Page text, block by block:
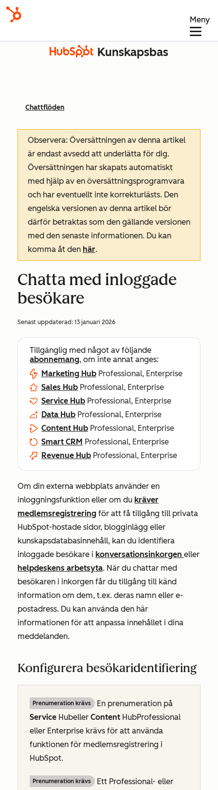
Meny
Kunskapsbas
Chattflöden
Observera: Översättningen av denna artikel
är endast avsedd att underlätta för dig.
Översättningen har skapats automatiskt
med hjälp av en översättningsprogramvara
och har eventuellt inte korrekturlästs. Den
engelska versionen av denna artikel bör
därför betraktas som den gällande versionen
med den senaste informationen. Du kan
komma åt den här.
Chatta med inloggade
besökare
Senast uppdaterad: 13 januari 2026
Tillgänglig med något av följande
abonnemang, om inte annat anges:
Marketing Hub Professional, Enterprise
Sales Hub Professional, Enterprise
Service Hub Professional, Enterprise
Data Hub Professional, Enterprise
Content Hub Professional, Enterprise
Smart CRM Professional, Enterprise
Revenue Hub Professional, Enterprise
Om din externa webbplats använder en
inloggningsfunktion eller om du kräver
medlemsregistrering för att få tillgång till privata
HubSpot-hostade sidor, blogginlägg eller
kunskapsdatabasinnehåll, kan du identifiera
inloggade besökare i konversationsinkorgen eller
helpdeskens arbetsyta. När du chattar med
besökaren i inkorgen får du tillgång till känd
information om dem, t.ex. deras namn eller e-
postadress. Du kan använda den här
informationen för att anpassa innehållet i dina
meddelanden.
Konfigurera besökaridentifiering
Prenumeration krävs
En prenumeration på
Service Hubeller Content HubProfessional
eller Enterprise krävs för att använda
funktionen för medlemsregistrering i
HubSpot.
Prenumeration krävs Ett Professional- eller